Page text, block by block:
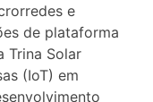
e
de plataforma
Trina Solar
(IoT) em